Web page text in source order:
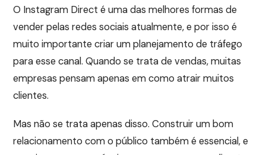
O Instagram Direct é uma das melhores formas de
vender pelas redes sociais atualmente, e por isso é
muito importante criar um planejamento de tráfego
para esse canal. Quando se trata de vendas, muitas
empresas pensam apenas em como atrair muitos
clientes.
Mas não se trata apenas disso. Construir um bom
relacionamento com o público também é essencial, e